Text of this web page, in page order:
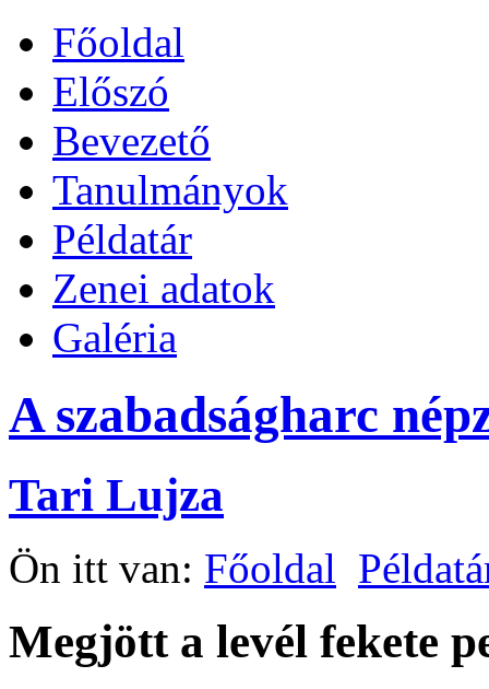
Főoldal
Előszó
Bevezető
Tanulmányok
Példatár
Zenei adatok
Galéria
A szabadságharc
Tari Lujza
Ön itt van: Főoldal
Megjött a levél fekete